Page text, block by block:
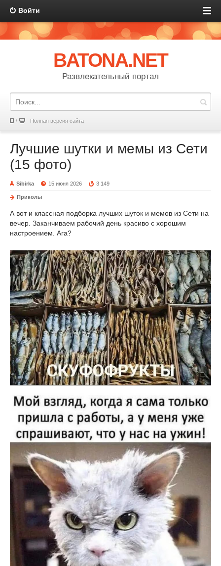
Войти
BATONA.NET
Развлекательный портал
Полная версия сайта
Лучшие шутки и мемы из Сети
(15 фото)
Sibirka 15 июня 2026 3 149
Приколы
А вот и классная подборка лучших шуток и мемов из Сети на
вечер. Заканчиваем рабочий день красиво с хорошим
настроением. Ага?